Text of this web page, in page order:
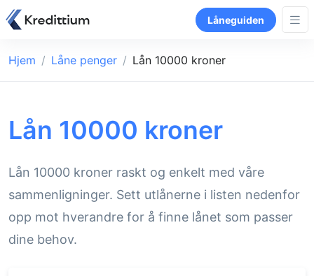
Låneguiden
Hjem Låne penger Lån 10000 kroner
Lån 10000 kroner
Lån 10000 kroner raskt og enkelt med våre
sammenligninger. Sett utlånerne i listen nedenfor
opp mot hverandre for å finne lånet som passer
dine behov.